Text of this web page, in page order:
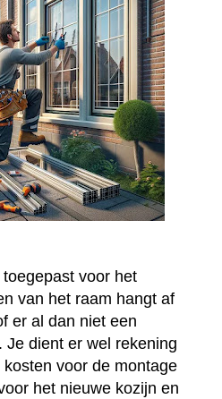
voor het
van het raam hangt af
er al dan niet een
dient er wel rekening
voor de montage
het nieuwe kozijn en